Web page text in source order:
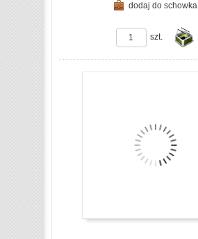
dodaj do schowka
szt.